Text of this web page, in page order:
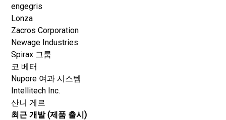
engegris
Lonza
Zacros Corporation
Newage Industries
Spirax 그룹
코 베터
Nupore 여과 시스템
Intellitech Inc.
산니 게르
최근 개발 (제품 출시)